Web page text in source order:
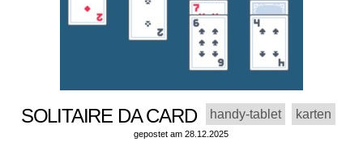
SOLITAIRE DA CARD handy-tablet karten
gepostet am 28.12.2025